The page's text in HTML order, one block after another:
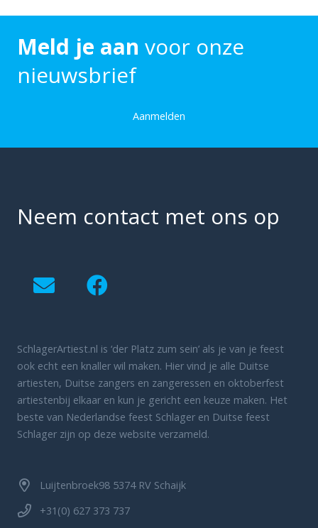
Meld je aan voor onze
nieuwsbrief
Aanmelden
Neem contact met ons op
SchlagerArtiest.nl is ‘der Platz zum sein’ als je van je feest
ook echt een knaller wil maken. Hier vind je alle Duitse
artiesten, Duitse zangers en zangeressen en oktoberfest
artiestenbij elkaar en kun je gericht een keuze maken. Het
beste van Nederlandse feest Schlager en Duitse feest
Schlager zijn op deze website verzameld.
Luijtenbroek98 5374 RV Schaijk
+31(0) 627 373 737